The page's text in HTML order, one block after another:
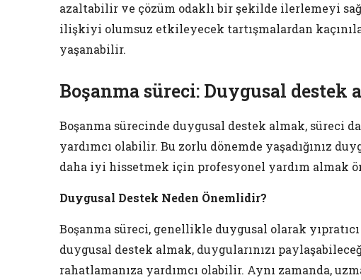
azaltabilir ve çözüm odaklı bir şekilde ilerlemeyi
ilişkiyi olumsuz etkileyecek tartışmalardan
yaşanabilir.
Boşanma süreci: Duygusal destek
Boşanma sürecinde duygusal destek almak, süreci
yardımcı olabilir. Bu zorlu dönemde yaşadığınız
daha iyi hissetmek için profesyonel yardım almak
Duygusal Destek Neden Önemlidir?
Boşanma süreci, genellikle duygusal olarak
duygusal destek almak, duygularınızı
rahatlamanıza yardımcı olabilir. Aynı zamanda,